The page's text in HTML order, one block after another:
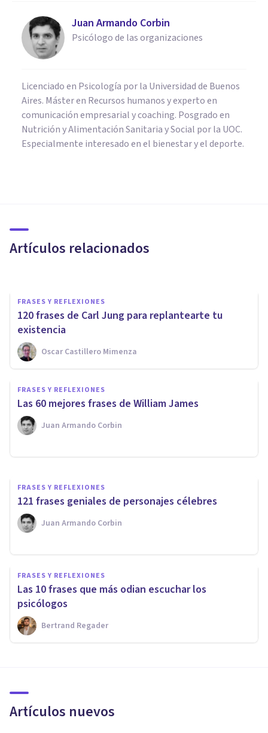
Juan Armando Corbin
Psicólogo de las organizaciones
Licenciado en Psicología por la Universidad de Buenos
Aires. Máster en Recursos humanos y experto en
comunicación empresarial y coaching. Posgrado en
Nutrición y Alimentación Sanitaria y Social por la UOC.
Especialmente interesado en el bienestar y el deporte.
Artículos relacionados
Jacques Lacan
FRASES Y REFLEXIONES
120 frases de Carl Jung para replantearte tu
existencia
Oscar Castillero Mimenza
FRASES Y REFLEXIONES
​Las 60 mejores frases de William James
Juan Armando Corbin
FRASES Y REFLEXIONES
Las 7 mejores frases de
Alexander Luria, el
neuropsicólogo ruso
FRASES Y REFLEXIONES
121 frases geniales de personajes célebres
Juan Armando Corbin
FRASES Y REFLEXIONES
Las 10 frases que más odian escuchar los
psicólogos
Bertrand Regader
Artículos nuevos